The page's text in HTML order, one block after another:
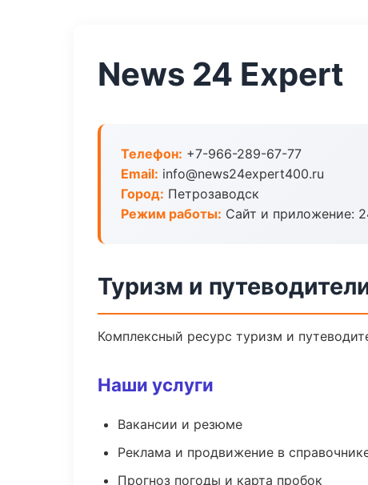
News 24 Expert
Телефон: +7-966-289-67-77
Email: info@news24expert400.ru
Город: Петрозаводск
Режим работы: Сайт и приложение:
Туризм и
Комплексный ресурс туризм и
Наши услуги
Вакансии и резюме
Реклама и продвижение в
Прогноз погоды и карта пробок